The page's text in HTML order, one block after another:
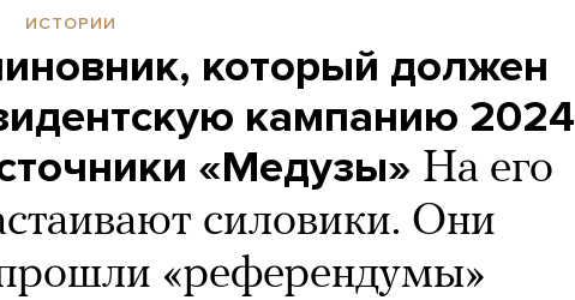
ИСТОРИИ
который должен
кампанию 2024
«Медузы» На его
силовики. Они
«референдумы»